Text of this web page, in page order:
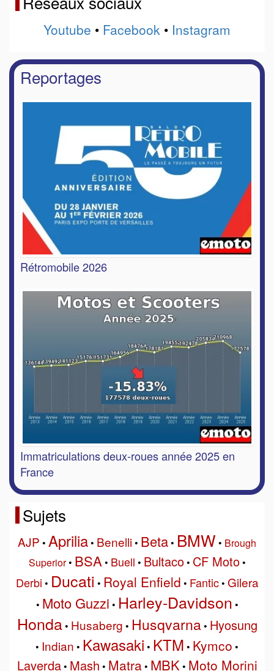
Youtube • Facebook • Instagram
Reportages
Rétromobile 2026
Immatriculations deux-roues année 2025 en
France
Sujets
AJP • Aprilia• Benelli• Beta• BMW • Brough
Superior• BSA• Buell • Bultaco• CF Moto•
Derbi • Ducati • Royal Enfield • Fantic• Gilera
• Moto Guzzi • Harley-Davidson •
Honda• Husaberg • Husqvarna• Hyosung
• Indian • Kawasaki • KTM • Kymco •
Laverda• Mash • Matra• MBK• Moto Morini